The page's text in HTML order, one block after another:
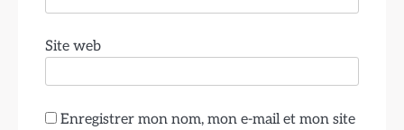
Site web
Enregistrer mon nom, mon e-mail et mon site